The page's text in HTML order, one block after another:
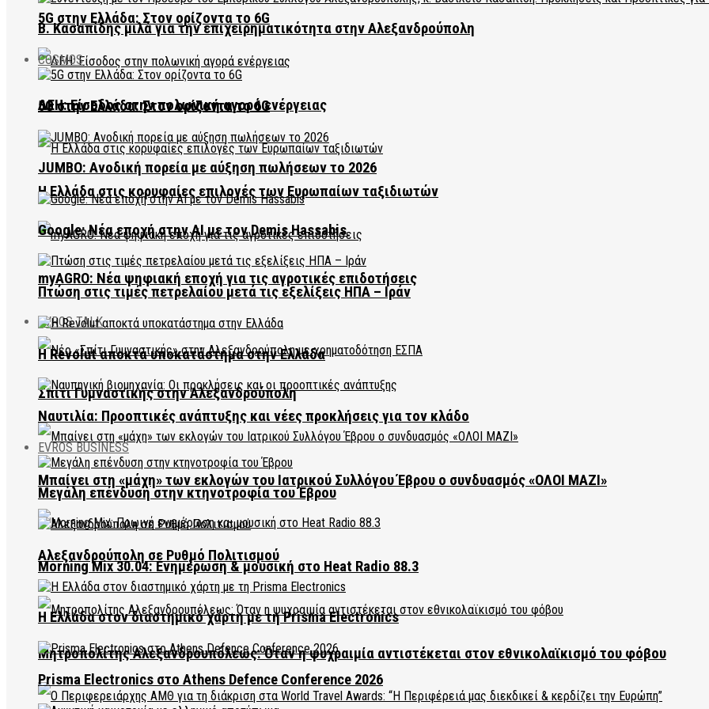
5G στην Ελλάδα: Στον ορίζοντα το 6G
ΔΕΗ: Είσοδος στην πολωνική αγορά ενέργειας
Η Ελλάδα στις κορυφαίες επιλογές των Ευρωπαίων ταξιδιωτών
myAGRO: Νέα ψηφιακή εποχή για τις αγροτικές επιδοτήσεις
EVROS TALK
Σπίτι Γυμναστικής στην Αλεξανδρούπολη
Μπαίνει στη «μάχη» των εκλογών του Ιατρικού Συλλόγου Έβρου ο συνδυασμός «ΟΛΟΙ ΜΑΖΙ»
Morning Mix 30.04: Ενημέρωση & μουσική στο Heat Radio 88.3
Μητροπολίτης Αλεξανδρουπόλεως: Όταν η ψυχραιμία αντιστέκεται στον εθνικολαϊκισμό του φόβου
Β. Κασαπίδης μιλά για την επιχειρηματικότητα στην Αλεξανδρούπολη
COSMOS
5G στην Ελλάδα: Στον ορίζοντα το 6G
JUMBO: Ανοδική πορεία με αύξηση πωλήσεων το 2026
Google: Νέα εποχή στην AI με τον Demis Hassabis
Πτώση στις τιμές πετρελαίου μετά τις εξελίξεις ΗΠΑ – Ιράν
Η Revolut αποκτά υποκατάστημα στην Ελλάδα
Ναυτιλία: Προοπτικές ανάπτυξης και νέες προκλήσεις για τον κλάδο
EVROS BUSINESS
Μεγάλη επένδυση στην κτηνοτροφία του Έβρου
Αλεξανδρούπολη σε Ρυθμό Πολιτισμού
Η Ελλάδα στον διαστημικό χάρτη με τη Prisma Electronics
Prisma Electronics στο Athens Defence Conference 2026